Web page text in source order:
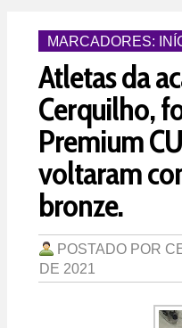
MARCADORES:
Atletas da
Cerquilho,
Premium
voltaram
bronze.
POSTADO POR
DE 2021